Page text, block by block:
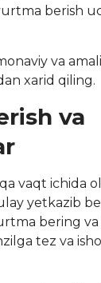
berish
va
xarid qiling.
va
vaqt ichida
yetkazib
bering
tez va